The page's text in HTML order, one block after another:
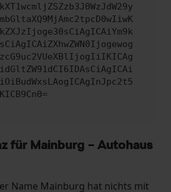
für Mainburg – Autohaus
Name Mainburg hat nichts mit